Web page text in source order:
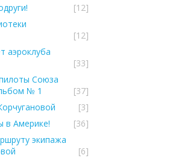
[12]
[12]
аэроклуба
[33]
Союза
№ 1
[37]
[3]
в Америке!
[36]
экипажа
[6]